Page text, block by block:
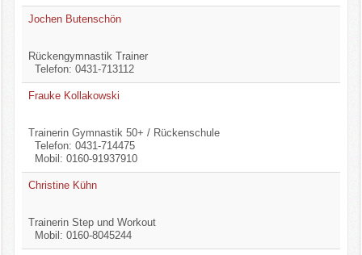
Jochen Butenschön
Rückengymnastik Trainer
Telefon: 0431-713112
Frauke Kollakowski
Trainerin Gymnastik 50+ / Rückenschule
Telefon: 0431-714475
Mobil: 0160-91937910
Christine Kühn
Trainerin Step und Workout
Mobil: 0160-8045244